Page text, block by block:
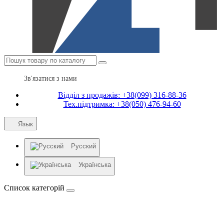
Зв'язатися з нами
Відділ з продажів: +38(099) 316-88-36
Тех.підтримка: +38(050) 476-94-60
Язык
Русский
Українська
Список категорій